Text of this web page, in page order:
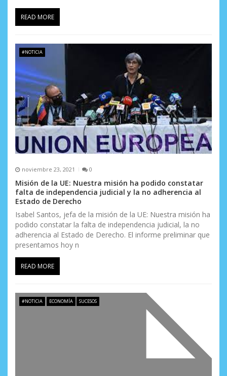
READ MORE
#NOTICIA
noviembre 23, 2021 0
Misión de la UE: Nuestra misión ha podido constatar
falta de independencia judicial y la no adherencia al
Estado de Derecho
Isabel Santos, jefa de la misión de la UE: Nuestra misión ha
podido constatar la falta de independencia judicial, la no
adherencia al Estado de Derecho. El informe preliminar que
presentamos hoy n
READ MORE
#NOTICIA ECONOMÍA SUCESOS